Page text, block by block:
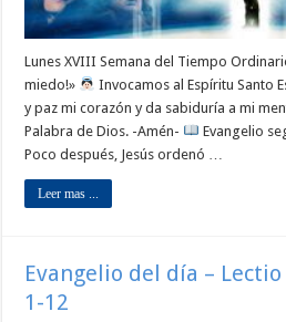
Lunes XVIII Semana del Tiempo
miedo!»
Invocamos al Espíritu Santo
y paz mi corazón y da sabiduría a mi
Palabra de Dios. -Amén-
Evangelio
Poco después, Jesús ordenó …
Leer mas ...
Evangelio del día –
1-12